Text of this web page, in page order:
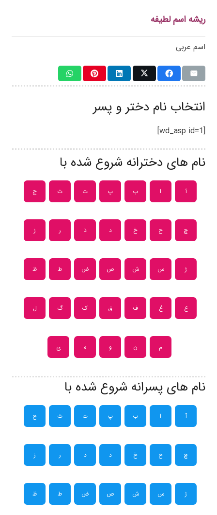
ریشه اسم لطیفه
اسم عربی
انتخاب نام دختر و پسر
[wd_asp id=1]
نام های دخترانه شروع شده با
آ ا ب پ ت ث ج
چ ح خ د ذ ر ز
ژ س ش ص ض ط ظ
ع غ ف ق ک گ ل
م ن و ه ی
نام های پسرانه شروع شده با
آ ا ب پ ت ث ج
چ ح خ د ذ ر ز
ژ س ش ص ض ط ظ